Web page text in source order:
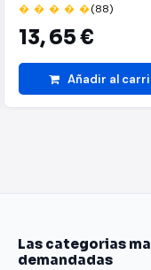
� � � � �(88)
13,65 €
Añadir al
Las categorias
demandadas